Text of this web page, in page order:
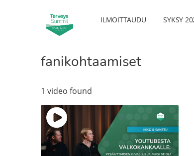
ILMOITTAUDU SYKSY
fanikohtaamiset
1 video found